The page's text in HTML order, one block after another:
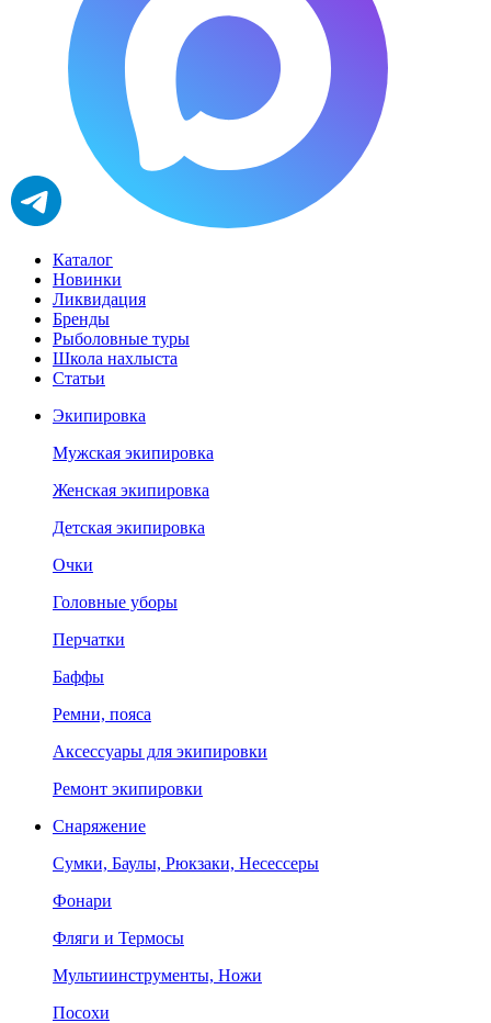
Каталог
Новинки
Ликвидация
Бренды
Рыболовные туры
Школа нахлыста
Статьи
Экипировка
Мужская экипировка
Женская экипировка
Детская экипировка
Очки
Головные уборы
Перчатки
Баффы
Ремни, пояса
Аксессуары для экипировки
Ремонт экипировки
Снаряжение
Сумки, Баулы, Рюкзаки, Несессеры
Фонари
Фляги и Термосы
Мультиинструменты, Ножи
Посохи